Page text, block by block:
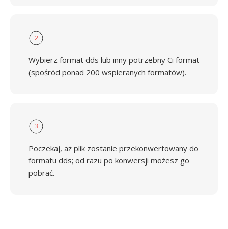
2
Wybierz format dds lub inny potrzebny Ci format
(spośród ponad 200 wspieranych formatów).
3
Poczekaj, aż plik zostanie przekonwertowany do
formatu dds; od razu po konwersji możesz go
pobrać.